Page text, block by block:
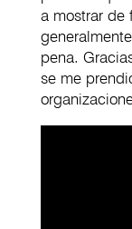
a mostrar de
pena.
se me